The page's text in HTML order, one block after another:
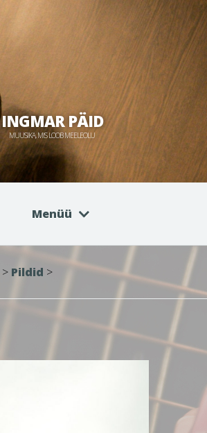
INGMAR PÄID
MUUSIKA, MIS LOOB MEELEOLU
Menüü
> Pildid >